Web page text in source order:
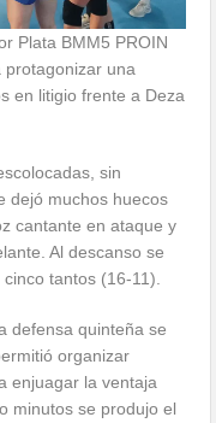
Plata BMM5 PROIN
protagonizar una
en litigio frente a Deza
sin
dejó muchos huecos
cantante en ataque y
Al descanso se
tantos (16-11).
defensa quinteña se
organizar
enjuagar la ventaja
minutos se produjo el